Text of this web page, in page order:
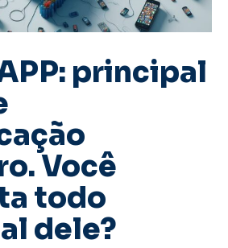
principal
Você
todo
dele?